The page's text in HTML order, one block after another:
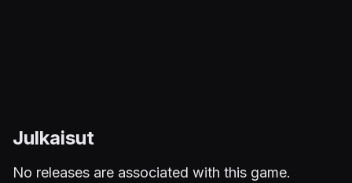
Julkaisut
No releases are associated with this game.